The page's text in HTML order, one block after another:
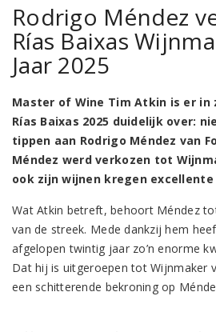
Rodrigo Méndez
Rías Baixas
Jaar 2025
Master of Wine Tim Atkin is er in
Rías Baixas 2025 duidelijk over:
tippen aan Rodrigo Méndez van
Méndez werd verkozen tot
ook zijn wijnen kregen
Wat Atkin betreft, behoort Méndez
van de streek. Mede dankzij hem
afgelopen twintig jaar zo’n enorme
Dat hij is uitgeroepen tot Wijnmaker
een schitterende bekroning op